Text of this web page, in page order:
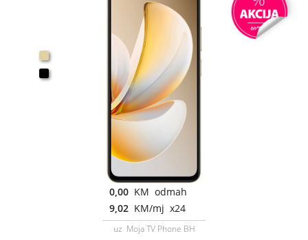
0,00 KM odmah
9,02 KM/mj x24
uz Moja TV Phone BH